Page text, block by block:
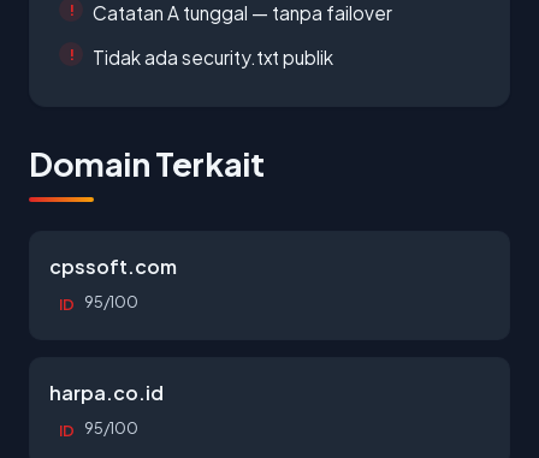
Catatan A tunggal — tanpa failover
Tidak ada security.txt publik
Domain Terkait
cpssoft.com
ID 95/100
harpa.co.id
ID 95/100